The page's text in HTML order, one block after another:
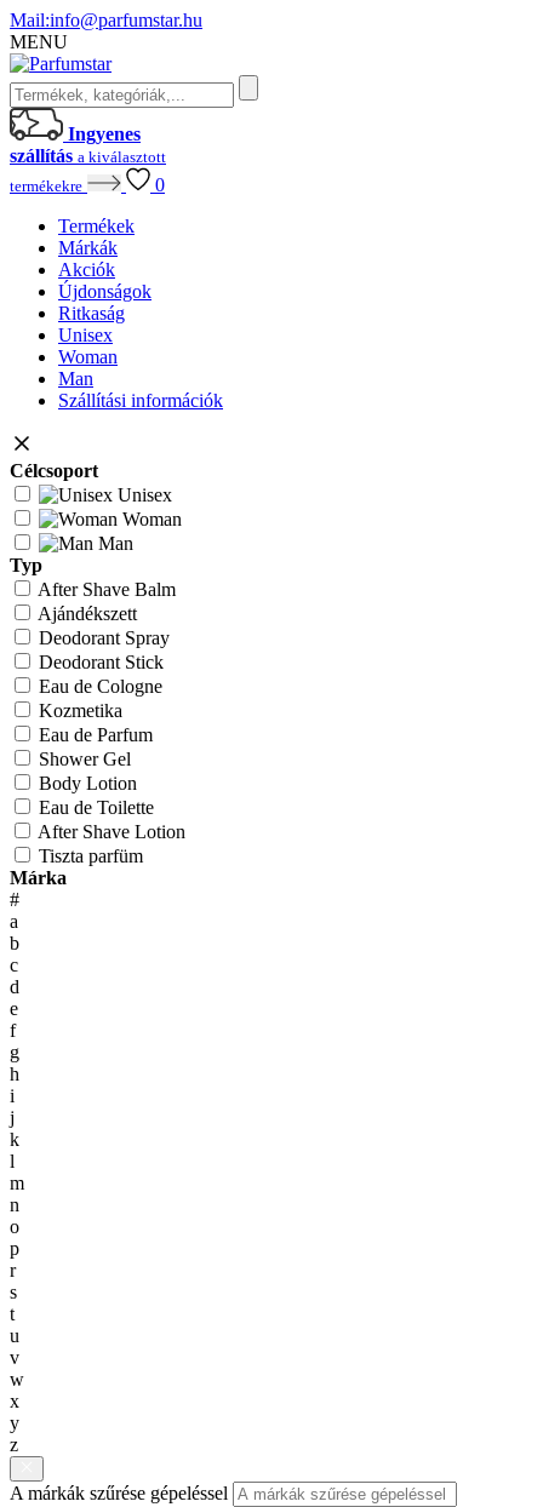
Mail:info@parfumstar.hu
MENU
Ingyenes
szállítás a kiválasztott
termékekre
0
Termékek
Márkák
Akciók
Újdonságok
Ritkaság
Unisex
Woman
Man
Szállítási információk
Célcsoport
Unisex
Woman
Man
Typ
After Shave Balm
Ajándékszett
Deodorant Spray
Deodorant Stick
Eau de Cologne
Kozmetika
Eau de Parfum
Shower Gel
Body Lotion
Eau de Toilette
After Shave Lotion
Tiszta parfüm
Márka
#
a
b
c
d
e
f
g
h
i
j
k
l
m
n
o
p
r
s
t
u
v
w
x
y
z
A márkák szűrése gépeléssel